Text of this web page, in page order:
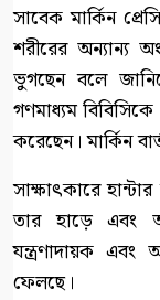
সাবেক মার্কিন
শরীরের অন্যান্য
ভুগছেন বলে
গণমাধ্যম
করেছেন। মার্কিন
সাক্ষাৎকারে
তার হাড়ে এবং
যন্ত্রণাদায়ক
ফেলছে।